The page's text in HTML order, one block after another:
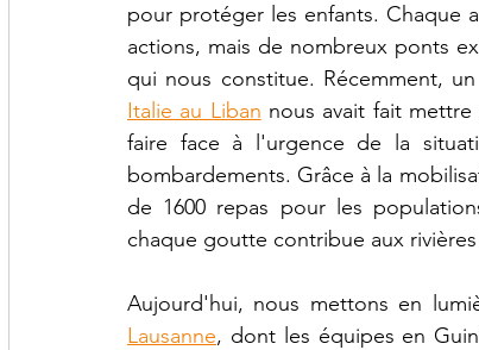
partenariat environnement droit des
Fédération Internationale TDH IRDS
catastrophe naturelle Initiatives locales
Réseau Environnement Humanitaire
pour protéger les enfants. Chaque
actions, mais de nombreux ponts
qui nous constitue. Récemment,
Italie au Liban nous avait fait
faire face à l'urgence de la
bombardements. Grâce à la
de 1600 repas pour les
chaque goutte contribue aux
Aujourd'hui, nous mettons en
Lausanne, dont les équipes en